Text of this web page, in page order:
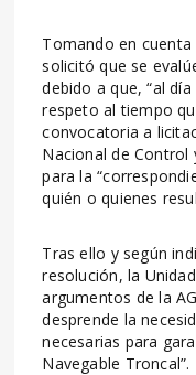
Tomando en cuenta
solicitó que se
debido a que, “al
respeto al tiempo
convocatoria a
Nacional de Control
para la
quién o quienes
Tras ello y según
resolución, la
argumentos de la
desprende la
necesarias para
Navegable Troncal”.